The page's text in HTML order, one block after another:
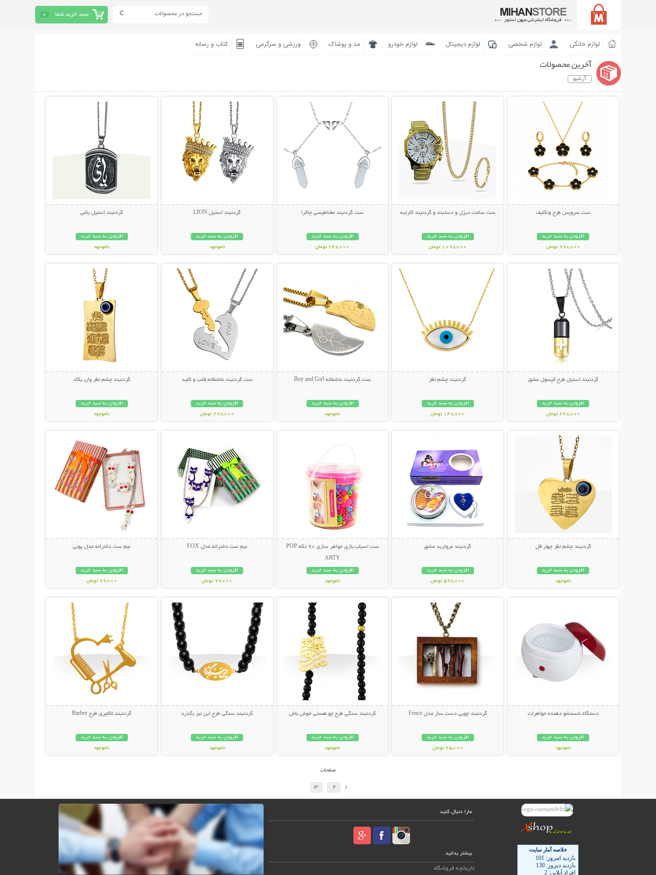
سبد خرید شما 0
لوازم خانگی لوازم شخصی لوازم دیجیتال لوازم خودرو مد و پوشاک ورزشی و سرگرمی کتاب و رسانه
آخرین محصولات
آرشیو
ست سرویس طرح ونکلیف
افزودن به سبد خرید
998,000 تومان
ست ساعت دیزل و دستبند و گردنبند کارتیه
افزودن به سبد خرید
1,098,000 تومان
ست گردنبند مغناطیسی چاکرا
افزودن به سبد خرید
248,000 تومان
گردنبند استیل LION
افزودن به سبد خرید
ناموجود
گردنبند استیل یاغی
افزودن به سبد خرید
ناموجود
گردنبند استیل طرح کپسول عشق
افزودن به سبد خرید
268,000 تومان
گردنبند چشم نظر
افزودن به سبد خرید
148,000 تومان
ست گردنبند عاشقانه Boy and Girl
افزودن به سبد خرید
ناموجود
ست گردنبند عاشقانه قلب و کلید
افزودن به سبد خرید
298,000 تومان
گردنبند چشم نظر وان یکاد
افزودن به سبد خرید
ناموجود
گردنبند چشم نظر چهار قل
افزودن به سبد خرید
ناموجود
گردنبند مروارید عشق
افزودن به سبد خرید
598,000 تومان
ست اسباب بازی جواهر سازی 90 تکه POP
ARTY
افزودن به سبد خرید
ناموجود
نیم ست دخترانه مدل FOX
افزودن به سبد خرید
99,000 تومان
نیم ست دخترانه مدل پونی
افزودن به سبد خرید
99,000 تومان
دستگاه شستشو دهنده جواهرات
افزودن به سبد خرید
ناموجود
گردنبند چوبی دست ساز مدل Fence
افزودن به سبد خرید
25,000 تومان
گردنبند سنگی طرح چو هستی خوش باش
افزودن به سبد خرید
ناموجود
گردنبند سنگی طرح این نیز بگذرد
افزودن به سبد خرید
ناموجود
گردنبند لاکچری طرح Barber
افزودن به سبد خرید
ناموجود
صفحات
1
2
3
مارا دنبال کنید
بیشتر بدانید
تاریخچه فروشگاه